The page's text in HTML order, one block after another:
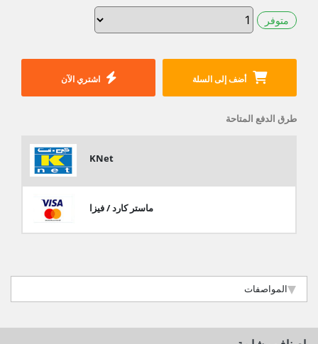
متوفر
أضف إلى السلة اشتري الآن
طرق الدفع المتاحة
KNet
ماستر كارد / فيزا
المواصفات